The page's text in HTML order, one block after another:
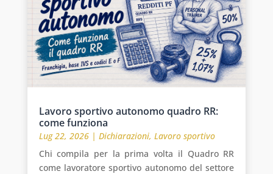
Lavoro sportivo autonomo quadro RR:
come funziona
Lug 22, 2026| Dichiarazioni, Lavoro sportivo
Chi compila per la prima volta il Quadro RR
come lavoratore sportivo autonomo del settore